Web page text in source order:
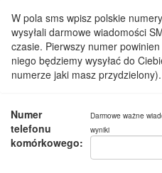
W pola sms wpisz polskie
wysyłali darmowe wiadomości
czasie. Pierwszy numer
niego będziemy wysyłać do
numerze jaki masz przydzielony).
Numer
telefonu
komórkowego:
Darmowe ważne
wyniki